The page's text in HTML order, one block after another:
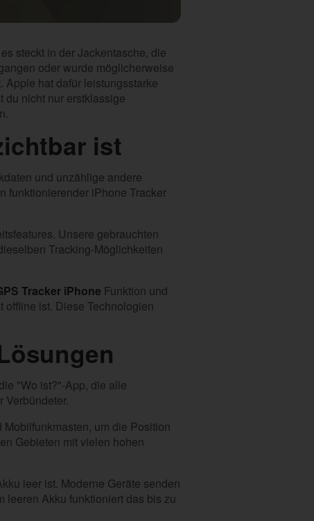
steckt in der Jackentasche, die
oder wurde möglicherweise
Apple hat dafür leistungsstarke
du nicht nur erstklassige
ist
und unzählige andere
funktionierender iPhone Tracker
Unsere gebrauchten
Tracking-Möglichkeiten
Tracker iPhone Funktion und
offline ist. Diese Technologien
"Wo ist?"-App, die alle
um die Position
Gebieten mit vielen hohen
leer ist. Moderne Geräte senden
leeren Akku funktioniert das bis zu